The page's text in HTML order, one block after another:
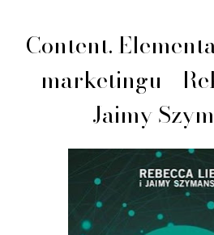
Content.
marketingu -
Jaimy